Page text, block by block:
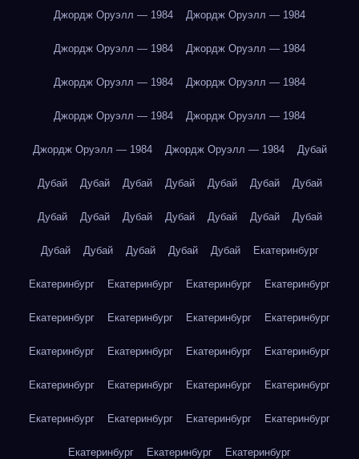
Джордж Оруэлл — 1984 Джордж Оруэлл — 1984
Джордж Оруэлл — 1984 Джордж Оруэлл — 1984
Джордж Оруэлл — 1984 Джордж Оруэлл — 1984
Джордж Оруэлл — 1984 Джордж Оруэлл — 1984
Джордж Оруэлл — 1984 Джордж Оруэлл — 1984 Дубай
Дубай Дубай Дубай Дубай Дубай Дубай Дубай
Дубай Дубай Дубай Дубай Дубай Дубай Дубай
Дубай Дубай Дубай Дубай Дубай Екатеринбург
Екатеринбург Екатеринбург Екатеринбург Екатеринбург
Екатеринбург Екатеринбург Екатеринбург Екатеринбург
Екатеринбург Екатеринбург Екатеринбург Екатеринбург
Екатеринбург Екатеринбург Екатеринбург Екатеринбург
Екатеринбург Екатеринбург Екатеринбург Екатеринбург
Екатеринбург Екатеринбург Екатеринбург